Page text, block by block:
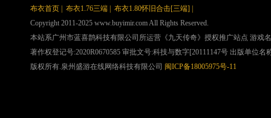
布衣首页 布衣1.76三端 布衣1.80怀旧合击[三端]
Copyright 2011-2025 www.buyimir.com All Rights Reserved.
本站系广州市蓝喜鹊科技有限公司所运营《九天传奇》授权推广站点 游戏
著作权登记号:2020R0670585 审批文号:科技与数字[20111147号 出版单位
版权所有.泉州盛游在线网络科技有限公司 闽ICP备18005975号-11